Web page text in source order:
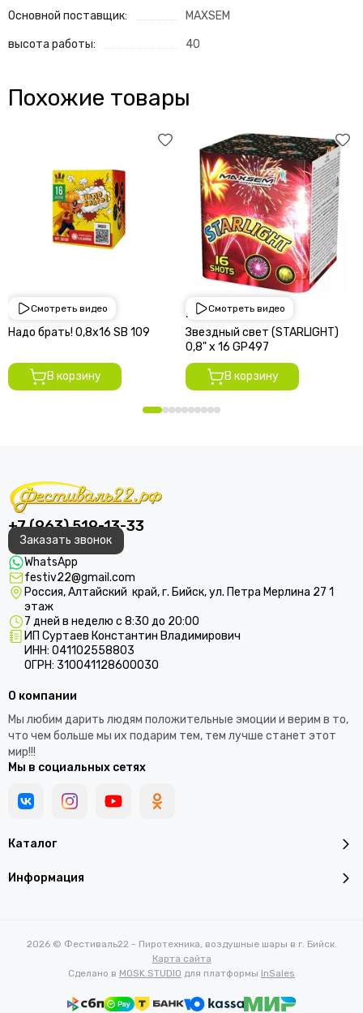
Основной поставщик: MAXSEM
высота работы: 40
Похожие товары
Смотреть видео
1 950 руб
Надо брать! 0,8х16 SВ 109
В корзину
Смотреть видео
2 250 руб
Звездный свет (STARLIGHT)
0,8" х 16 GP497
В корзину
+7 (963) 519-13-33
Заказать звонок
WhatsApp
festiv22@gmail.com
Россия, Алтайский край, г. Бийск, ул. Петра Мерлина 27 1
этаж
7 дней в неделю с 8:30 до 20:00
ИП Суртаев Константин Владимирович
ИНН: 041102558803
ОГРН: 310041128600030
Каталог
Информация
О компании
Мы любим дарить людям положительные эмоции и верим в то,
что чем больше мы их подарим тем, тем лучше станет этот
мир!!!
Мы в социальных сетях
2026 © Фестиваль22 - Пиротехника, воздушные шары в г. Бийск.
Карта сайта
Сделано в MOSK.STUDIO для платформы InSales